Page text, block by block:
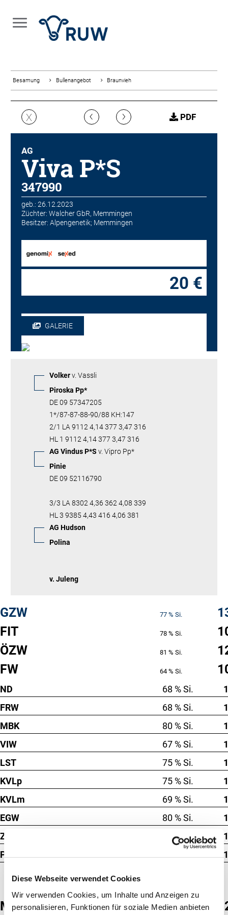
Diese Webseite verwendet Cookies
Wir verwenden Cookies, um Inhalte und Anzeigen zu
personalisieren, Funktionen für soziale Medien anbieten
Besamung Bullenangebot Braunvieh
X ‹ › PDF
AG
Viva P*S
347990
geb.: 26.12.2023
Züchter: Walcher GbR, Memmingen
Besitzer: Alpengenetik; Memmingen
20 €
GALERIE
Volkerv. Vassli
Piroska Pp*
DE 09 57347205
1*/87-87-88-90/88 KH:147
2/1 LA 9112 4,14 377 3,47 316
HL 1 9112 4,14 377 3,47 316
AG Vindus P*S v. Vipro Pp*
Pinie
DE 09 52116790
3/3 LA 8302 4,36 362 4,08 339
HL 3 9385 4,43 416 4,06 381
AG Hudson
Polina
v. Juleng
GZW 77 % Si.
FIT
78 % Si.
ÖZW
81 % Si.
FW
64 % Si.
ND 68 % Si.
FRW
68 % Si.
MBK
80 % Si.
VIW
67 % Si.
LST
75 % Si.
KVLp
75 % Si.
KVLm
69 % Si.
EGW
80 % Si.
ZZ
64 % Si.
PER
MW 85 % Si.